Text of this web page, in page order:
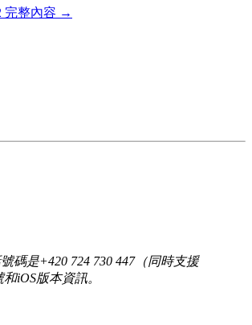
完整內容 →
碼是+420 724 730 447（同時支援
iOS版本資訊。